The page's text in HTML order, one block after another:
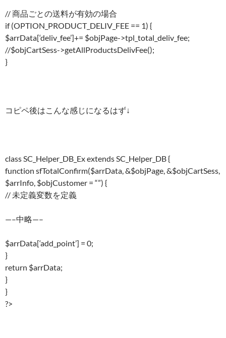
// 商品ごとの送料が有効の場合
if (OPTION_PRODUCT_DELIV_FEE == 1) {
$arrData[‘deliv_fee’]+= $objPage->tpl_total_deliv_fee;
//$objCartSess->getAllProductsDelivFee();
}
コピペ後はこんな感じになるはず↓
class SC_Helper_DB_Ex extends SC_Helper_DB {
function sfTotalConfirm($arrData, &$objPage, &$objCartSess,
$arrInfo, $objCustomer = “”) {
// 未定義変数を定義
—–中略—–
$arrData[‘add_point’] = 0;
}
return $arrData;
}
}
?>